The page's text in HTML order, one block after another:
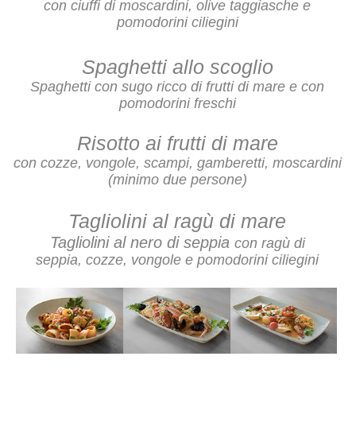
con ciuffi di moscardini, olive taggiasche e
pomodorini ciliegini
Spaghetti allo scoglio
Spaghetti con sugo ricco di frutti di mare e con
pomodorini freschi
Risotto ai frutti di mare
con cozze, vongole, scampi, gamberetti, moscardini
(minimo due persone)
Tagliolini al ragù di mare
Tagliolini al nero di seppia con ragù di
seppia, cozze, vongole e pomodorini ciliegini